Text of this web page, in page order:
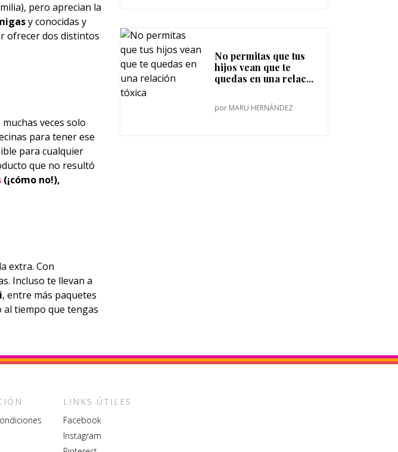
pero aprecian la
y conocidas y
ofrecer dos distintos
veces solo
para tener ese
para cualquier
que no resultó
(¡cómo no!),
extra. Con
Incluso te llevan a
, entre más paquetes
al tiempo que tengas
No permitas que tus
hijos vean que te
quedas en una relac...
por MARU HERNÁNDEZ
LINKS ÚTILES
Facebook
Instagram